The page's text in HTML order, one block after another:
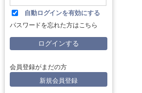
自動ログインを有効にする
パスワードを忘れた方はこちら
会員登録がまだの方
新規会員登録